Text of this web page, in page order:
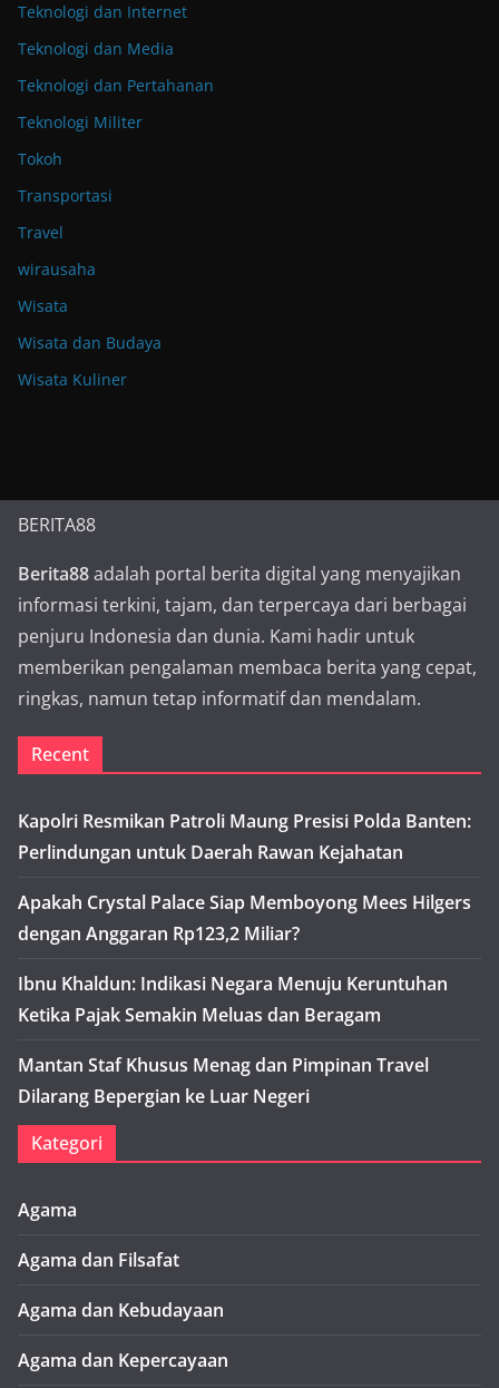
Teknologi dan Internet
Teknologi dan Media
Teknologi dan Pertahanan
Teknologi Militer
Tokoh
Transportasi
Travel
wirausaha
Wisata
Wisata dan Budaya
Wisata Kuliner
BERITA88
Berita88adalah portal berita digital yang menyajikan
informasi terkini, tajam, dan terpercaya dari berbagai
penjuru Indonesia dan dunia. Kami hadir untuk
memberikan pengalaman membaca berita yang cepat,
ringkas, namun tetap informatif dan mendalam.
Recent
Kapolri Resmikan Patroli Maung Presisi Polda Banten:
Perlindungan untuk Daerah Rawan Kejahatan
Apakah Crystal Palace Siap Memboyong Mees Hilgers
dengan Anggaran Rp123,2 Miliar?
Ibnu Khaldun: Indikasi Negara Menuju Keruntuhan
Ketika Pajak Semakin Meluas dan Beragam
Mantan Staf Khusus Menag dan Pimpinan Travel
Dilarang Bepergian ke Luar Negeri
Kategori
Agama
Agama dan Filsafat
Agama dan Kebudayaan
Agama dan Kepercayaan